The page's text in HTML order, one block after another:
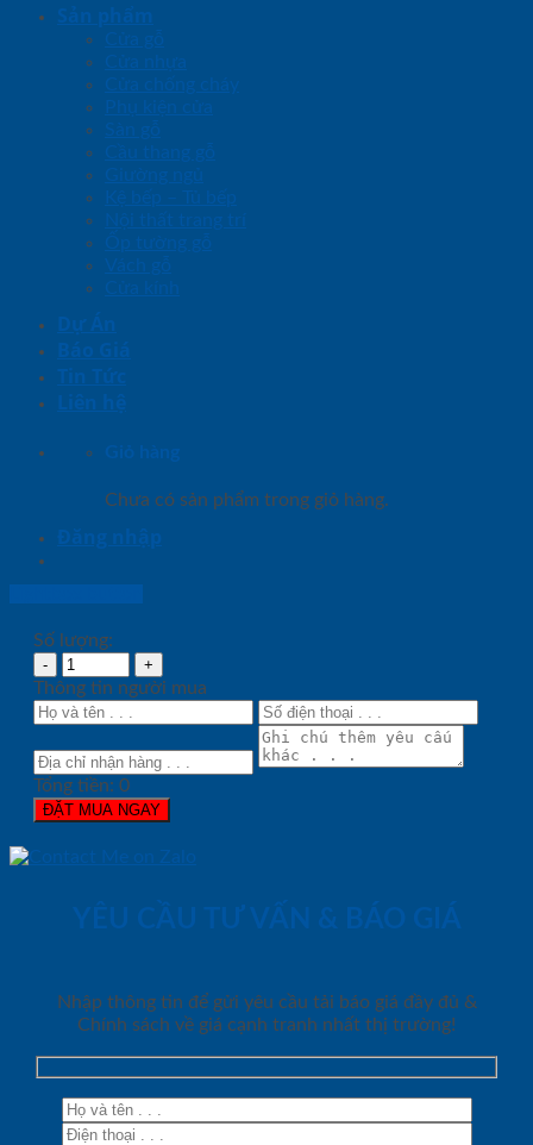
Sản phẩm
Cửa gỗ
Cửa nhựa
Cửa chống cháy
Phụ kiện cửa
Sàn gỗ
Cầu thang gỗ
Giường ngủ
Kệ bếp – Tủ bếp
Nội thất trang trí
Ốp tường gỗ
Vách gỗ
Cửa kính
Dự Án
Báo Giá
Tin Tức
Liên hệ
Giỏ hàng
Chưa có sản phẩm trong giỏ hàng.
Đăng nhập
Số lượng:
Thông tin người mua
Tổng tiền: 0
ĐẶT MUA NGAY
YÊU CẦU TƯ VẤN & BÁO GIÁ
Nhập thông tin để gửi yêu cầu tải báo giá đầy đủ &
Chính sách về giá cạnh tranh nhất thị trường!